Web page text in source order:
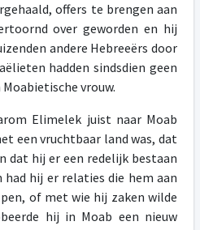
offers te brengen aan
over geworden en hij
andere Hebreeërs door
hadden sindsdien geen
vrouw.
Elimelek juist naar Moab
een vruchtbaar land was, dat
dat hij er een redelijk bestaan
had hij er relaties die hem aan
of met wie hij zaken wilde
hij in Moab een nieuw